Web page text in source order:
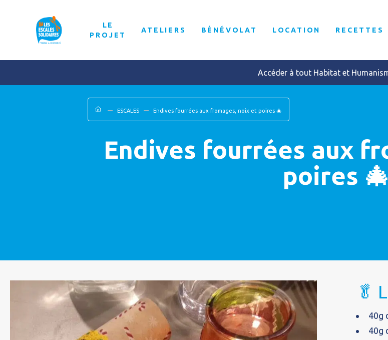
LE
PROJET
ATELIERS BÉNÉVOLAT LOCATION RECETTES
Accéder à tout Habitat et
ESCALES Endives fourrées aux fromages, noix et poires 🎄
Endives fourrées aux
poires 🎄
🥬
40g
40g